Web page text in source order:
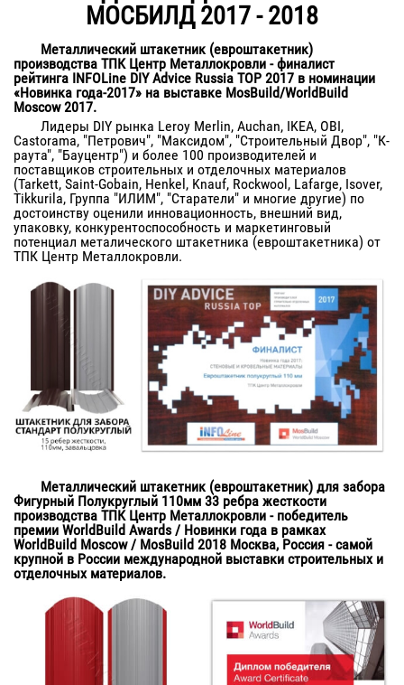
МОСБИЛД 2017 - 2018
Металлический штакетник (евроштакетник)
производства ТПК Центр Металлокровли - финалист
рейтинга INFOLine DIY Advice Russia TOP 2017 в номинации
«Новинка года-2017» на выставке MosBuild/WorldBuild
Moscow 2017.
Лидеры DIY рынка Leroy Merlin, Auchan, IKEA, OBI,
Castorama, "Петрович", "Максидом", "Строительный Двор", "К-
раута", "Бауцентр") и более 100 производителей и
поставщиков строительных и отделочных материалов
(Tarkett, Saint-Gobain, Henkel, Knauf, Rockwool, Lafarge, Isover,
Tikkurila, Группа "ИЛИМ", "Старатели" и многие другие) по
достоинству оценили инновационность, внешний вид,
упаковку, конкурентоспособность и маркетинговый
потенциал металического штакетника (евроштакетника) от
ТПК Центр Металлокровли.
Металлический штакетник (евроштакетник) для забора
Фигурный Полукруглый 110мм 33 ребра жесткости
производства ТПК Центр Металлокровли - победитель
премии WorldBuild Awards / Новинки года в рамках
WorldBuild Moscow / MosBuild 2018 Москва, Россия - самой
крупной в России международной выставки строительных и
отделочных материалов.